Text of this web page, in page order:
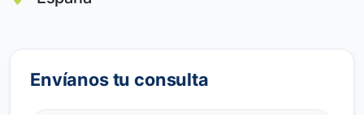
Envíanos tu consulta